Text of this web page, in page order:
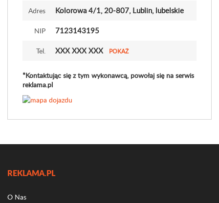
Adres Kolorowa 4/1, 20-807, Lublin, lubelskie
NIP 7123143195
Tel. XXX XXX XXX POKAŻ
*Kontaktując się z tym wykonawcą, powołaj się na serwis
reklama.pl
REKLAMA.PL
O Nas